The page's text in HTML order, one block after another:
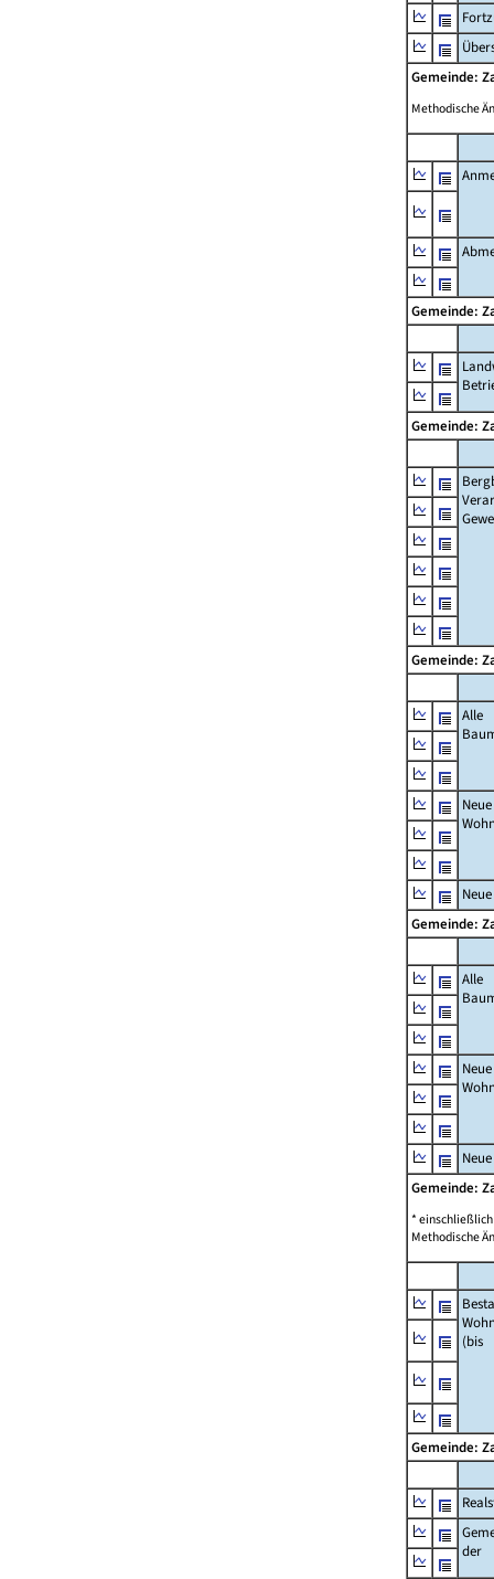
Gemeinde:
Methodische
Gemeinde:
Gemeinde:
Gemeinde:
Alle
Neue
Gemeinde:
Alle
Neue
Gemeinde:
*
Methodische
(bis
Gemeinde:
der